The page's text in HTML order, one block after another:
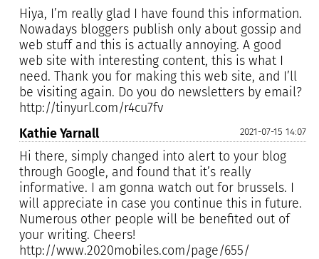
Hiya, I’m really glad I have found this information.
Nowadays bloggers publish only about gossip and
web stuff and this is actually annoying. A good
web site with interesting content, this is what I
need. Thank you for making this web site, and I’ll
be visiting again. Do you do newsletters by email?
http://tinyurl.com/r4cu7fv
2021-07-15 14:07
Kathie Yarnall
Hi there, simply changed into alert to your blog
through Google, and found that it’s really
informative. I am gonna watch out for brussels. I
will appreciate in case you continue this in future.
Numerous other people will be benefited out of
your writing. Cheers!
http://www.2020mobiles.com/page/655/